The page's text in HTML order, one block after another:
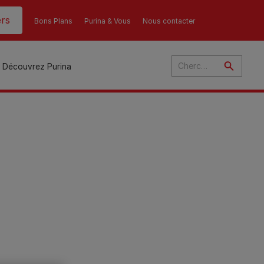
Bons Plans Purina & Vous Nous contacter
Découvrez Purina